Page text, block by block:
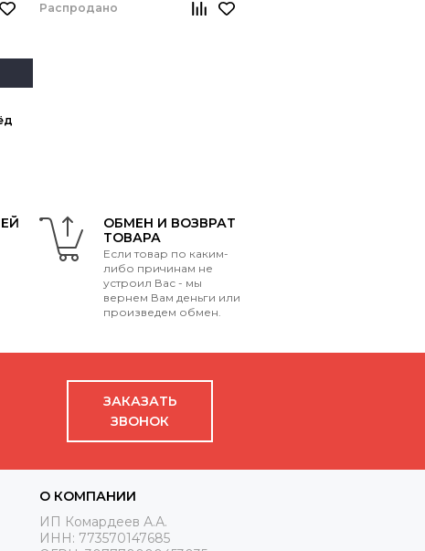
Распродано
ОБМЕН И ВОЗВРАТ
ТОВАРА
Если товар по каким-
либо причинам не
устроил Вас - мы
вернем Вам деньги или
произведем обмен.
ЗАКАЗАТЬ
ЗВОНОК
О КОМПАНИИ
ИП Комардеев А.А.
ИНН: 773570147685